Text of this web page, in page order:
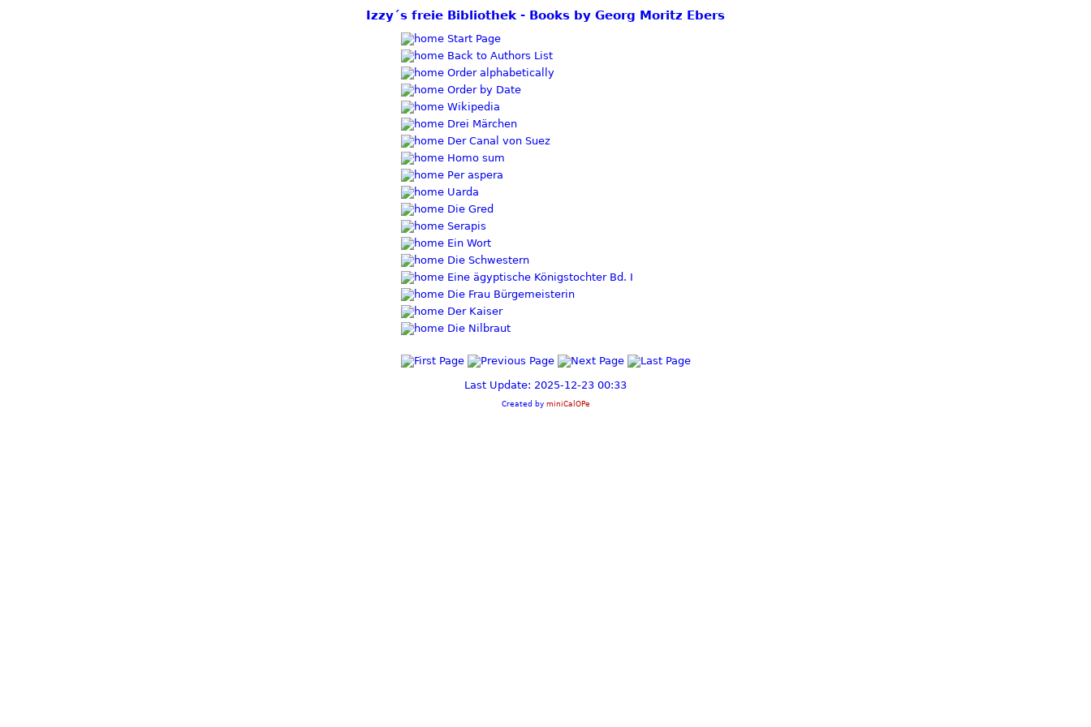
Izzy´s freie Bibliothek - Books by Georg Moritz Ebers
Start Page
Back to Authors List
Order alphabetically
Order by Date
Wikipedia
Drei Märchen
Der Canal von Suez
Homo sum
Per aspera
Uarda
Die Gred
Serapis
Ein Wort
Die Schwestern
Eine ägyptische Königstochter Bd. I
Die Frau Bürgemeisterin
Der Kaiser
Die Nilbraut
Last Update: 2025-12-23 00:33
Created by miniCalOPe